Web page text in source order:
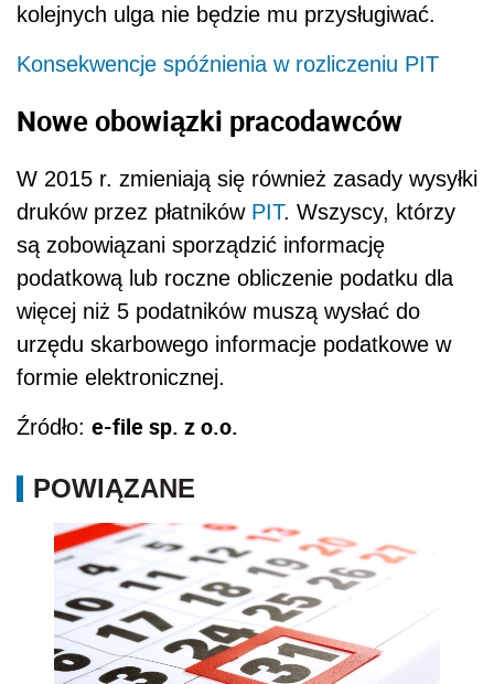
kolejnych ulga nie będzie mu przysługiwać.
Konsekwencje spóźnienia w rozliczeniu PIT
Nowe obowiązki pracodawców
W 2015 r. zmieniają się również zasady wysyłki
druków przez płatników PIT. Wszyscy, którzy
są zobowiązani sporządzić informację
podatkową lub roczne obliczenie podatku dla
więcej niż 5 podatników muszą wysłać do
urzędu skarbowego informacje podatkowe w
formie elektronicznej.
Źródło: e-file sp. z o.o.
POWIĄZANE